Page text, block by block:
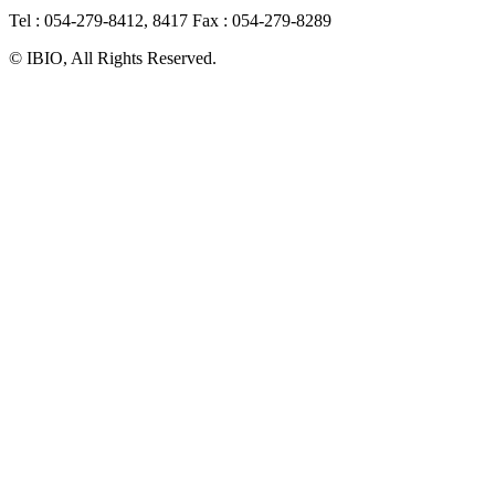
Tel : 054-279-8412, 8417 Fax : 054-279-8289
© IBIO, All Rights Reserved.